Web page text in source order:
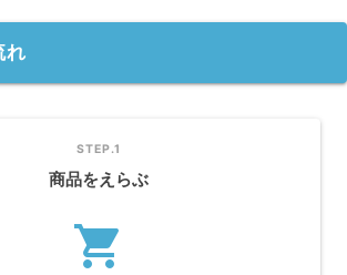
れ
STEP.1
商品をえらぶ
shopping_cart